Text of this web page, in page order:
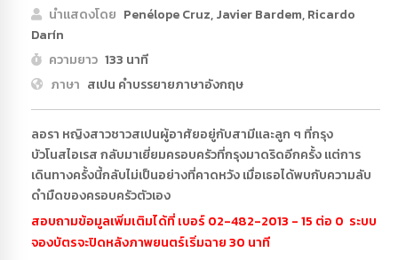
นำแสดงโดย Penélope Cruz, Javier Bardem, Ricardo
Darín
ความยาว 133 นาที
ภาษา สเปน คำบรรยายภาษาอังกฤษ
ลอรา หญิงสาวชาวสเปนผู้อาศัยอยู่กับสามีและลูก ๆ ที่กรุง
บัวโนสไอเรส กลับมาเยี่ยมครอบครัวที่กรุงมาดริดอีกครั้ง แต่การ
เดินทางครั้งนี้กลับไม่เป็นอย่างที่คาดหวัง เมื่อเธอได้พบกับความลับ
ดำมืดของครอบครัวตัวเอง
สอบถามข้อมูลเพิ่มเติมได้ที่ เบอร์ 02-482-2013 - 15 ต่อ 0 ระบบ
จองบัตรจะปิดหลังภาพยนตร์เริ่มฉาย 30 นาที